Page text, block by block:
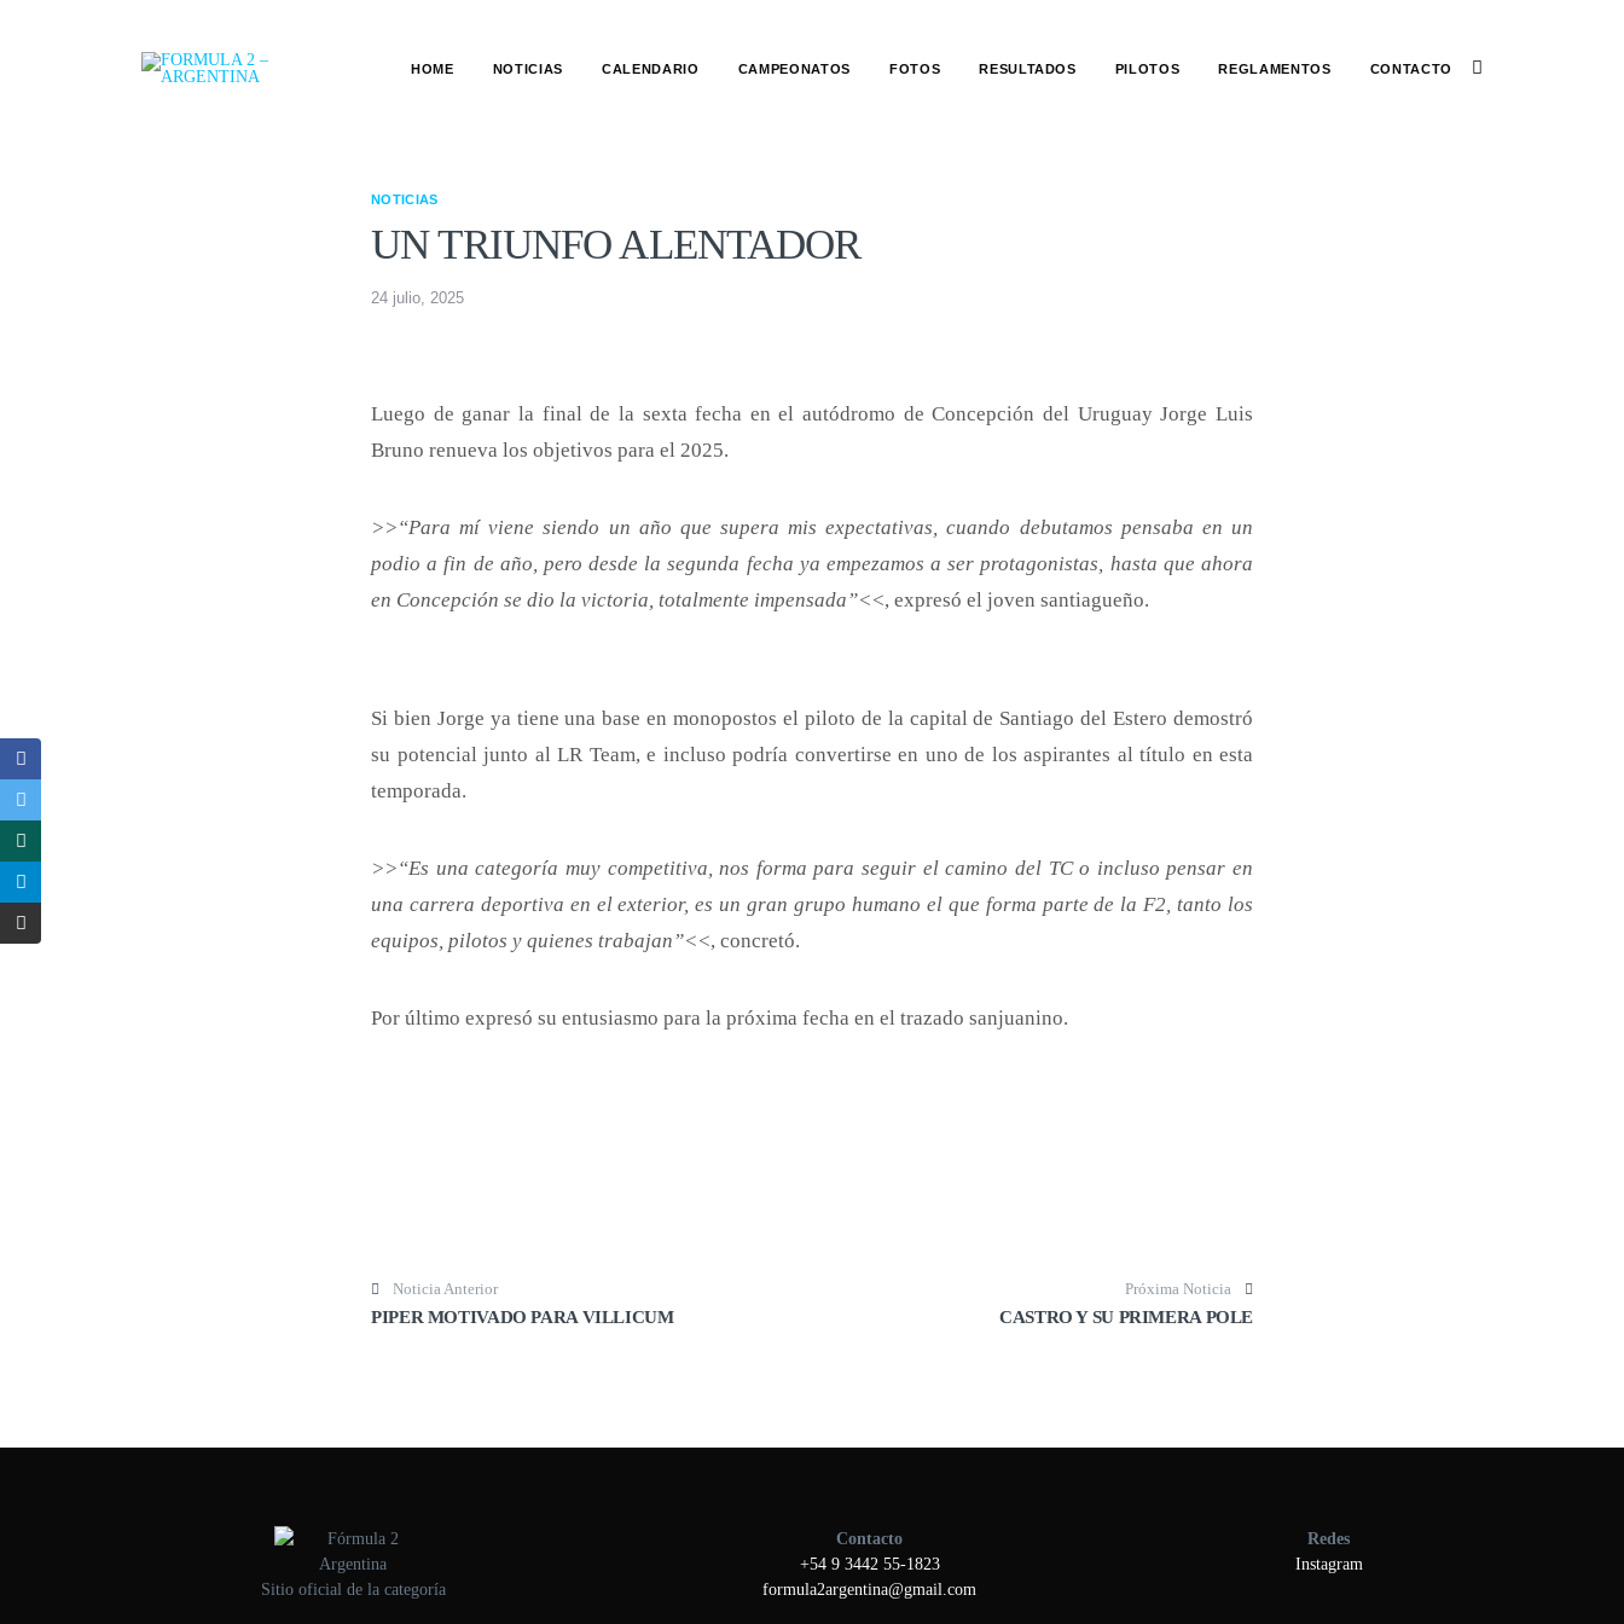
HOME NOTICIAS CALENDARIO CAMPEONATOS FOTOS RESULTADOS PILOTOS REGLAMENTOS CONTACTO
NOTICIAS
UN TRIUNFO ALENTADOR
24 julio, 2025
Luego de ganar la final de la sexta fecha en el autódromo de Concepción del Uruguay Jorge Luis
Bruno renueva los objetivos para el 2025.
>>“Para mí viene siendo un año que supera mis expectativas, cuando debutamos pensaba en un
podio a fin de año, pero desde la segunda fecha ya empezamos a ser protagonistas, hasta que ahora
en Concepción se dio la victoria, totalmente impensada”<<, expresó el joven santiagueño.
Si bien Jorge ya tiene una base en monopostos el piloto de la capital de Santiago del Estero demostró
su potencial junto al LR Team, e incluso podría convertirse en uno de los aspirantes al título en esta
temporada.
>>“Es una categoría muy competitiva, nos forma para seguir el camino del TC o incluso pensar en
una carrera deportiva en el exterior, es un gran grupo humano el que forma parte de la F2, tanto los
equipos, pilotos y quienes trabajan”<<, concretó.
Por último expresó su entusiasmo para la próxima fecha en el trazado sanjuanino.
Post navigation
Noticia Anterior
PIPER MOTIVADO PARA VILLICUM
Próxima Noticia
CASTRO Y SU PRIMERA POLE
Sitio oficial de la categoría
Contacto
+54 9 3442 55-1823
formula2argentina@gmail.com
Redes
Instagram